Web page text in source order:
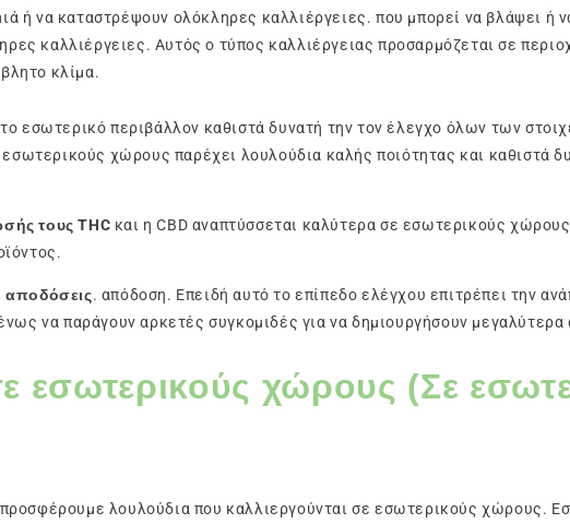
ή να καταστρέψουν ολόκληρες καλλιέργειες. που μπορεί να βλάψει ή
καλλιέργειες. Αυτός ο τύπος καλλιέργειας προσαρμόζεται σε
κλίμα.
εσωτερικό περιβάλλον καθιστά δυνατή την τον έλεγχο όλων των
χώρους παρέχει λουλούδια καλής ποιότητας και καθιστά
τους THC και η CBD αναπτύσσεται καλύτερα σε εσωτερικούς
αποδόσεις. απόδοση. Επειδή αυτό το επίπεδο ελέγχου επιτρέπει την
να παράγουν αρκετές συγκομιδές για να δημιουργήσουν μεγαλύτερα
εσωτερικούς χώρους (Σε
λουλούδια που καλλιεργούνται σε εσωτερικούς χώρους.